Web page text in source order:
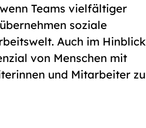
Teams vielfältiger
soziale
Auch im Hinblick
von Menschen mit
und Mitarbeiter zu